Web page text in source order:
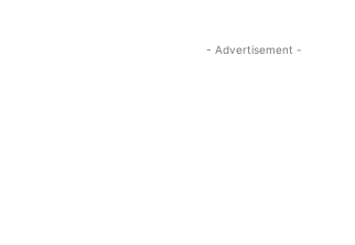
- Advertisement -